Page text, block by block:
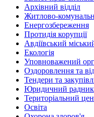
Архівний відділ
Житлово-
Енергозбереження
Протидія корупції
Авдіївський
Екологія
Уповноважений
Оздоровлення та
Тендери та
Юридичний радник
Територіальний
Освіта